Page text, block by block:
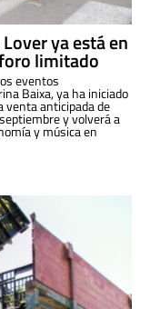
ya está en
limitado
eventos
Baixa, ya ha iniciado
venta anticipada de
y volverá a
y música en